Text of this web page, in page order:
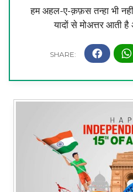
हम अहल-ए-क़फ़स तन्हा भी
यादों से मोअत्तर आती